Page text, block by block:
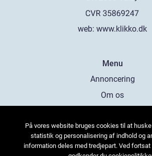
web: www.klikko.dk
Menu
Annoncering
Om os
Kontakt os
Sitemap
På vores website bruges cookies til at
statistik og personalisering af indhold og
information deles med tredjepart. Ved